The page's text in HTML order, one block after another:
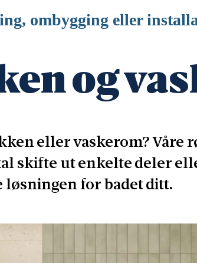
ombygging eller
og
eller vaskerom?
skifte ut enkelte deler
løsningen for badet ditt.